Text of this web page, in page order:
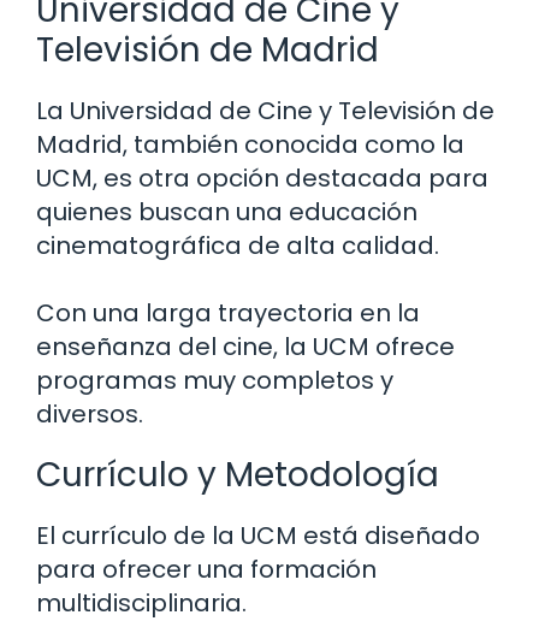
Universidad de Cine y
Televisión de Madrid
La Universidad de Cine y Televisión de
Madrid, también conocida como la
UCM, es otra opción destacada para
quienes buscan una educación
cinematográfica de alta calidad.
Con una larga trayectoria en la
enseñanza del cine, la UCM ofrece
programas muy completos y
diversos.
Currículo y Metodología
El currículo de la UCM está diseñado
para ofrecer una formación
multidisciplinaria.